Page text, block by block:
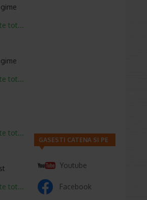
tot...
tot...
tot...
tot...
GASESTI CATENA SI PE
Youtube
Facebook